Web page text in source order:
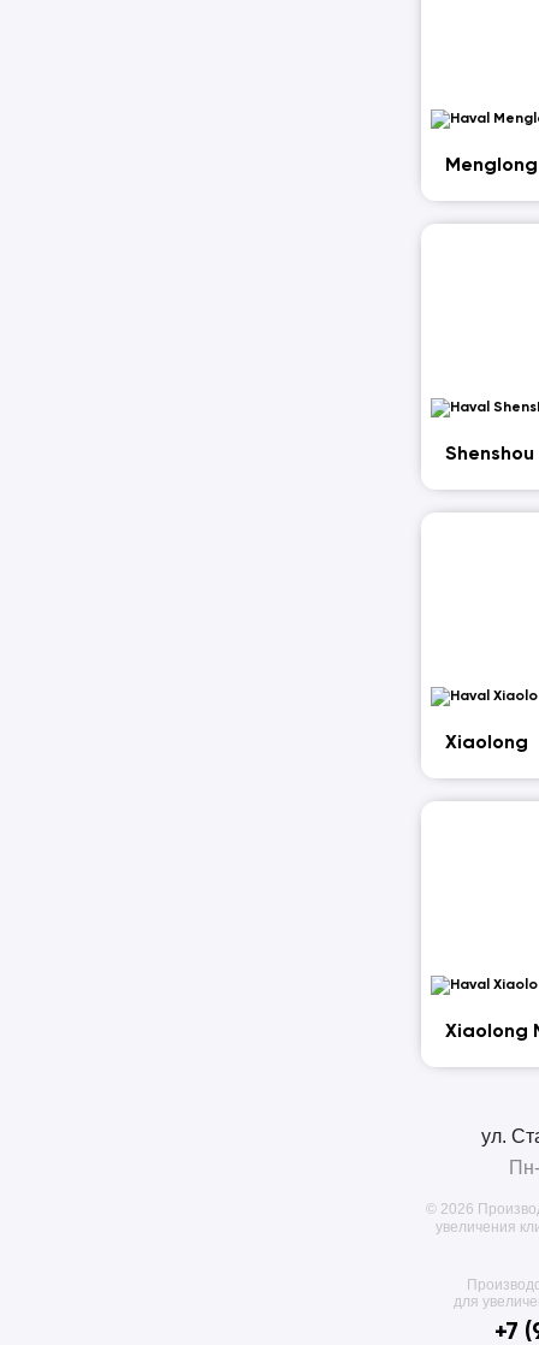
Menglong
Shenshou
Xiaolong
Xiaolong
ул.
© 2026
увеличения
для
+7